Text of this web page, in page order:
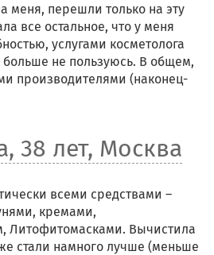
меня, перешли только на эту
все остальное, что у меня
услугами косметолога
больше не пользуюсь. В общем,
производителями (наконец-
38 лет, Москва
всеми средствами –
кремами,
Литофитомасками. Вычистила
стали намного лучше (меньше